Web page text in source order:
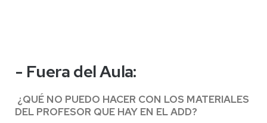
- Fuera del Aula:
¿QUÉ NO PUEDO HACER CON LOS MATERIALES
DEL PROFESOR QUE HAY EN EL ADD?